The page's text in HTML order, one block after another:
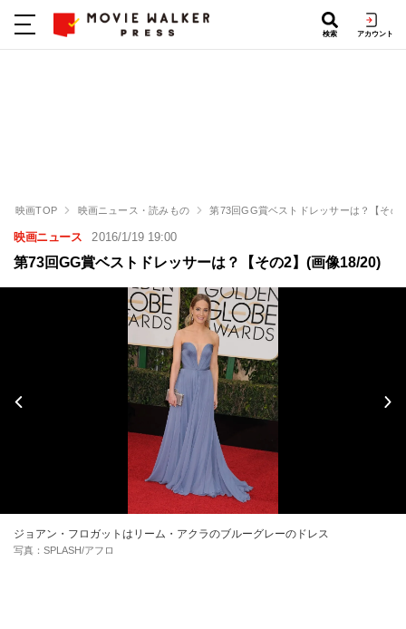
検索 アカウント
映画TOP 映画ニュース・読みもの 第73回GG賞ベストドレッサーは？【その
映画ニュース 2016/1/19 19:00
第73回GG賞ベストドレッサーは？【その2】(画像18/20)
ジョアン・フロガットはリーム・アクラのブルーグレーのドレス
写真：SPLASH/アフロ